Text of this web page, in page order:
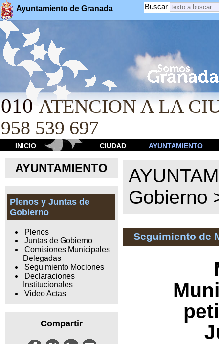
Ayuntamiento de Granada Buscar
010 ATENCION A LA
958 539 697
INICIO CIUDAD AYUNTAMIENTO
AYUNTAMIENTO
Plenos y Juntas de
Gobierno
Plenos
Juntas de Gobierno
Comisiones Municipales
Delegadas
Seguimiento Mociones
Declaraciones
Institucionales
Video Actas
Compartir
Gobierno
Seguimiento de